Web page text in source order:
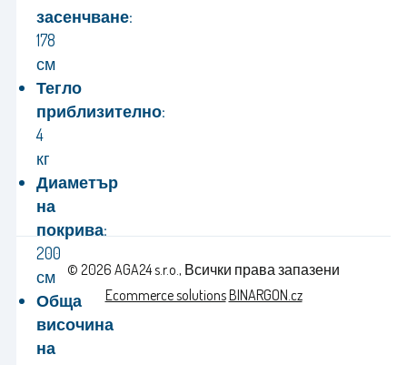
засенчване:
178
см
Тегло
приблизително:
4
кг
Диаметър
на
покрива:
200
см
Обща
височина
на
© 2026 AGA24 s.r.o., Всички права запазени
Ecommerce solutionsBINARGON.cz